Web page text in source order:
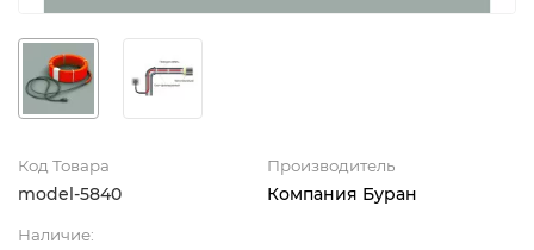
Код Товара
model-5840
Производитель
Компания Буран
Наличие: